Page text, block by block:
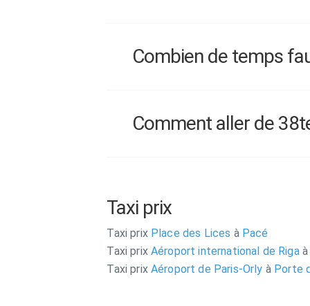
Combien de temps
Comment aller de
Taxi prix
Taxi prix Place des Lices àPacé
Taxi prixAéroport international de Riga à
Taxi prixAéroport de Paris-Orly àPorte